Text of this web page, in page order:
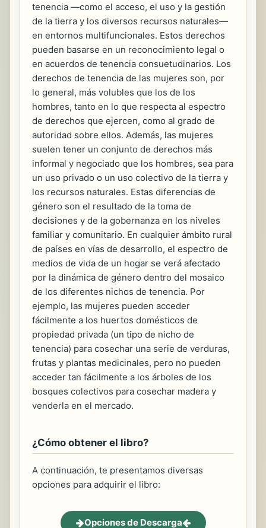
tenencia —como el acceso, el uso y la gestión
de la tierra y los diversos recursos naturales—
en entornos multifuncionales. Estos derechos
pueden basarse en un reconocimiento legal o
en acuerdos de tenencia consuetudinarios. Los
derechos de tenencia de las mujeres son, por
lo general, más volubles que los de los
hombres, tanto en lo que respecta al espectro
de derechos que ejercen, como al grado de
autoridad sobre ellos. Además, las mujeres
suelen tener un conjunto de derechos más
informal y negociado que los hombres, sea para
un uso privado o un uso colectivo de la tierra y
los recursos naturales. Estas diferencias de
género son el resultado de la toma de
decisiones y de la gobernanza en los niveles
familiar y comunitario. En cualquier ámbito rural
de países en vías de desarrollo, el espectro de
medios de vida de un hogar se verá afectado
por la dinámica de género dentro del mosaico
de los diferentes nichos de tenencia. Por
ejemplo, las mujeres pueden acceder
fácilmente a los huertos domésticos de
propiedad privada (un tipo de nicho de
tenencia) para cosechar una serie de verduras,
frutas y plantas medicinales, pero no pueden
acceder tan fácilmente a los árboles de los
bosques colectivos para cosechar madera y
venderla en el mercado.
¿Cómo obtener el libro?
A continuación, te presentamos diversas
opciones para adquirir el libro:
Opciones de Descarga